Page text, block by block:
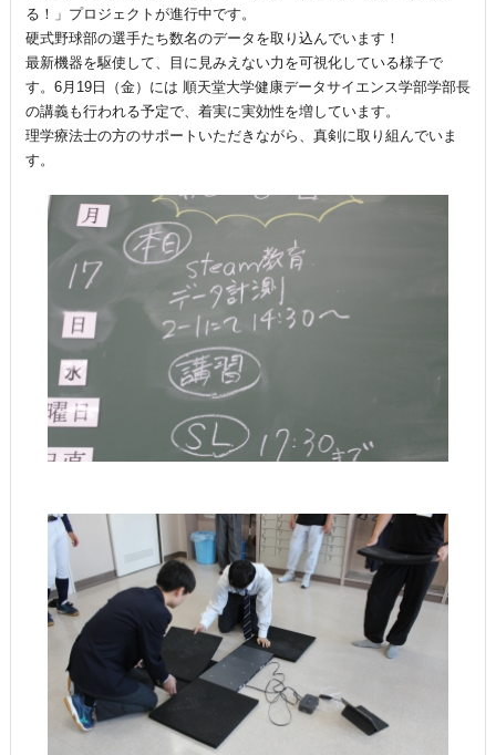
る！」プロジェクトが進行中です。
硬式野球部の選手たち数名のデータを取り込んでいます！
最新機器を駆使して、目に見みえない力を可視化している様子で
す。6月19日（金）には 順天堂大学健康データサイエンス学部学部長
の講義も行われる予定で、着実に実効性を増しています。
理学療法士の方のサポートいただきながら、真剣に取り組んでいま
す。